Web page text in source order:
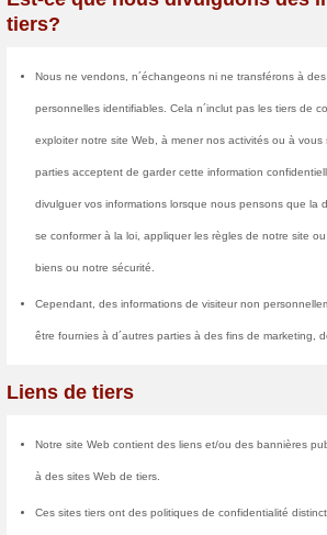
Google Analytics
des utilisateurs
Les cookies sont
sur le disque dur